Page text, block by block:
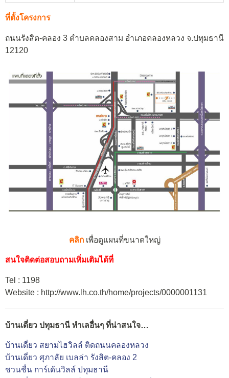
ที่ตั้งโครงการ
ถนนรังสิต-คลอง 3 ตำบลคลองสาม อำเภอคลองหลวง จ.ปทุมธานี
12120
คลิก เพื่อดูแผนที่ขนาดใหญ่
สนใจติดต่อสอบถามเพิ่มเติมได้ที่
Tel : 1198
Website : http://www.lh.co.th/home/projects/0000001131
บ้านเดี่ยว ปทุมธานี ทำเลอื่นๆ ที่น่าสนใจ…
บ้านเดี่ยว สยามไฮวิลล์ ติดถนนคลองหลวง
บ้านเดี่ยว ศุภาลัย เบลล่า รังสิต-คลอง 2
ชวนชื่น การ์เด้นวิลล์ ปทุมธานี